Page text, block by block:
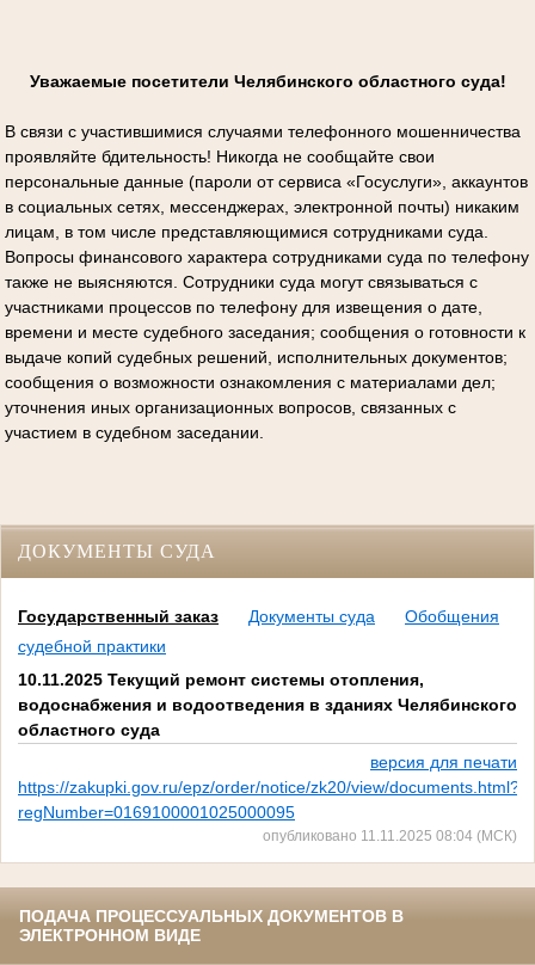
Уважаемые посетители Челябинского областного суда!
В связи с участившимися случаями телефонного мошенничества
проявляйте бдительность! Никогда не сообщайте свои
персональные данные (пароли от сервиса «Госуслуги», аккаунтов
в социальных сетях, мессенджерах, электронной почты) никаким
лицам, в том числе представляющимися сотрудниками суда.
Вопросы финансового характера сотрудниками суда по телефону
также не выясняются. Сотрудники суда могут связываться с
участниками процессов по телефону для извещения о дате,
времени и месте судебного заседания; сообщения о готовности к
выдаче копий судебных решений, исполнительных документов;
сообщения о возможности ознакомления с материалами дел;
уточнения иных организационных вопросов, связанных с
участием в судебном заседании.
ДОКУМЕНТЫ СУДА
Государственный заказ Документы суда
Обобщения
судебной практики
10.11.2025 Текущий ремонт системы отопления,
водоснабжения и водоотведения в зданиях Челябинского
областного суда
версия для печати
https://zakupki.gov.ru/epz/order/notice/zk20/view/documents.html?
regNumber=0169100001025000095
опубликовано 11.11.2025 08:04 (МСК)
ПОДАЧА ПРОЦЕССУАЛЬНЫХ ДОКУМЕНТОВ В
ЭЛЕКТРОННОМ ВИДЕ